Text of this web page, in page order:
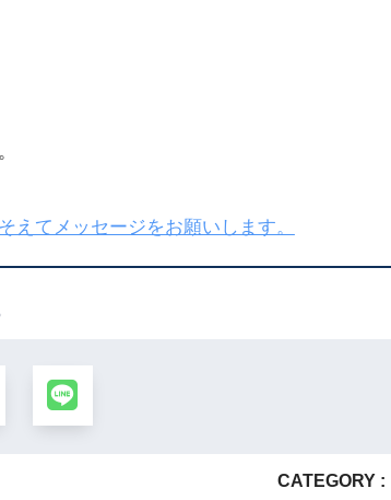
てメッセージをお願いします。
CATEGORY :